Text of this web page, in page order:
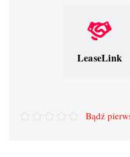
LeaseLink
Bądź